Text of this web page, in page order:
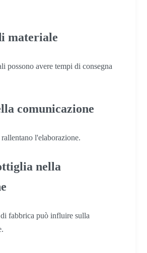
materiale
possono avere tempi di consegna
comunicazione
l'elaborazione.
nella
fabbrica può influire sulla